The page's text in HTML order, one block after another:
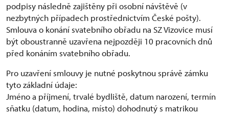
podpisy následně zajištěny při osobní návštěvě (v
nezbytných případech prostřednictvím České pošty).
Smlouva o konání svatebního obřadu na SZ Vizovice musí
být oboustranně uzavřena nejpozději 10 pracovních dnů
před konáním svatebního obřadu.
Pro uzavření smlouvy je nutné poskytnou správě zámku
tyto základní údaje:
Jméno a příjmení, trvalé bydliště, datum narození, termín
sňatku (datum, hodina, místo) dohodnutý s matrikou